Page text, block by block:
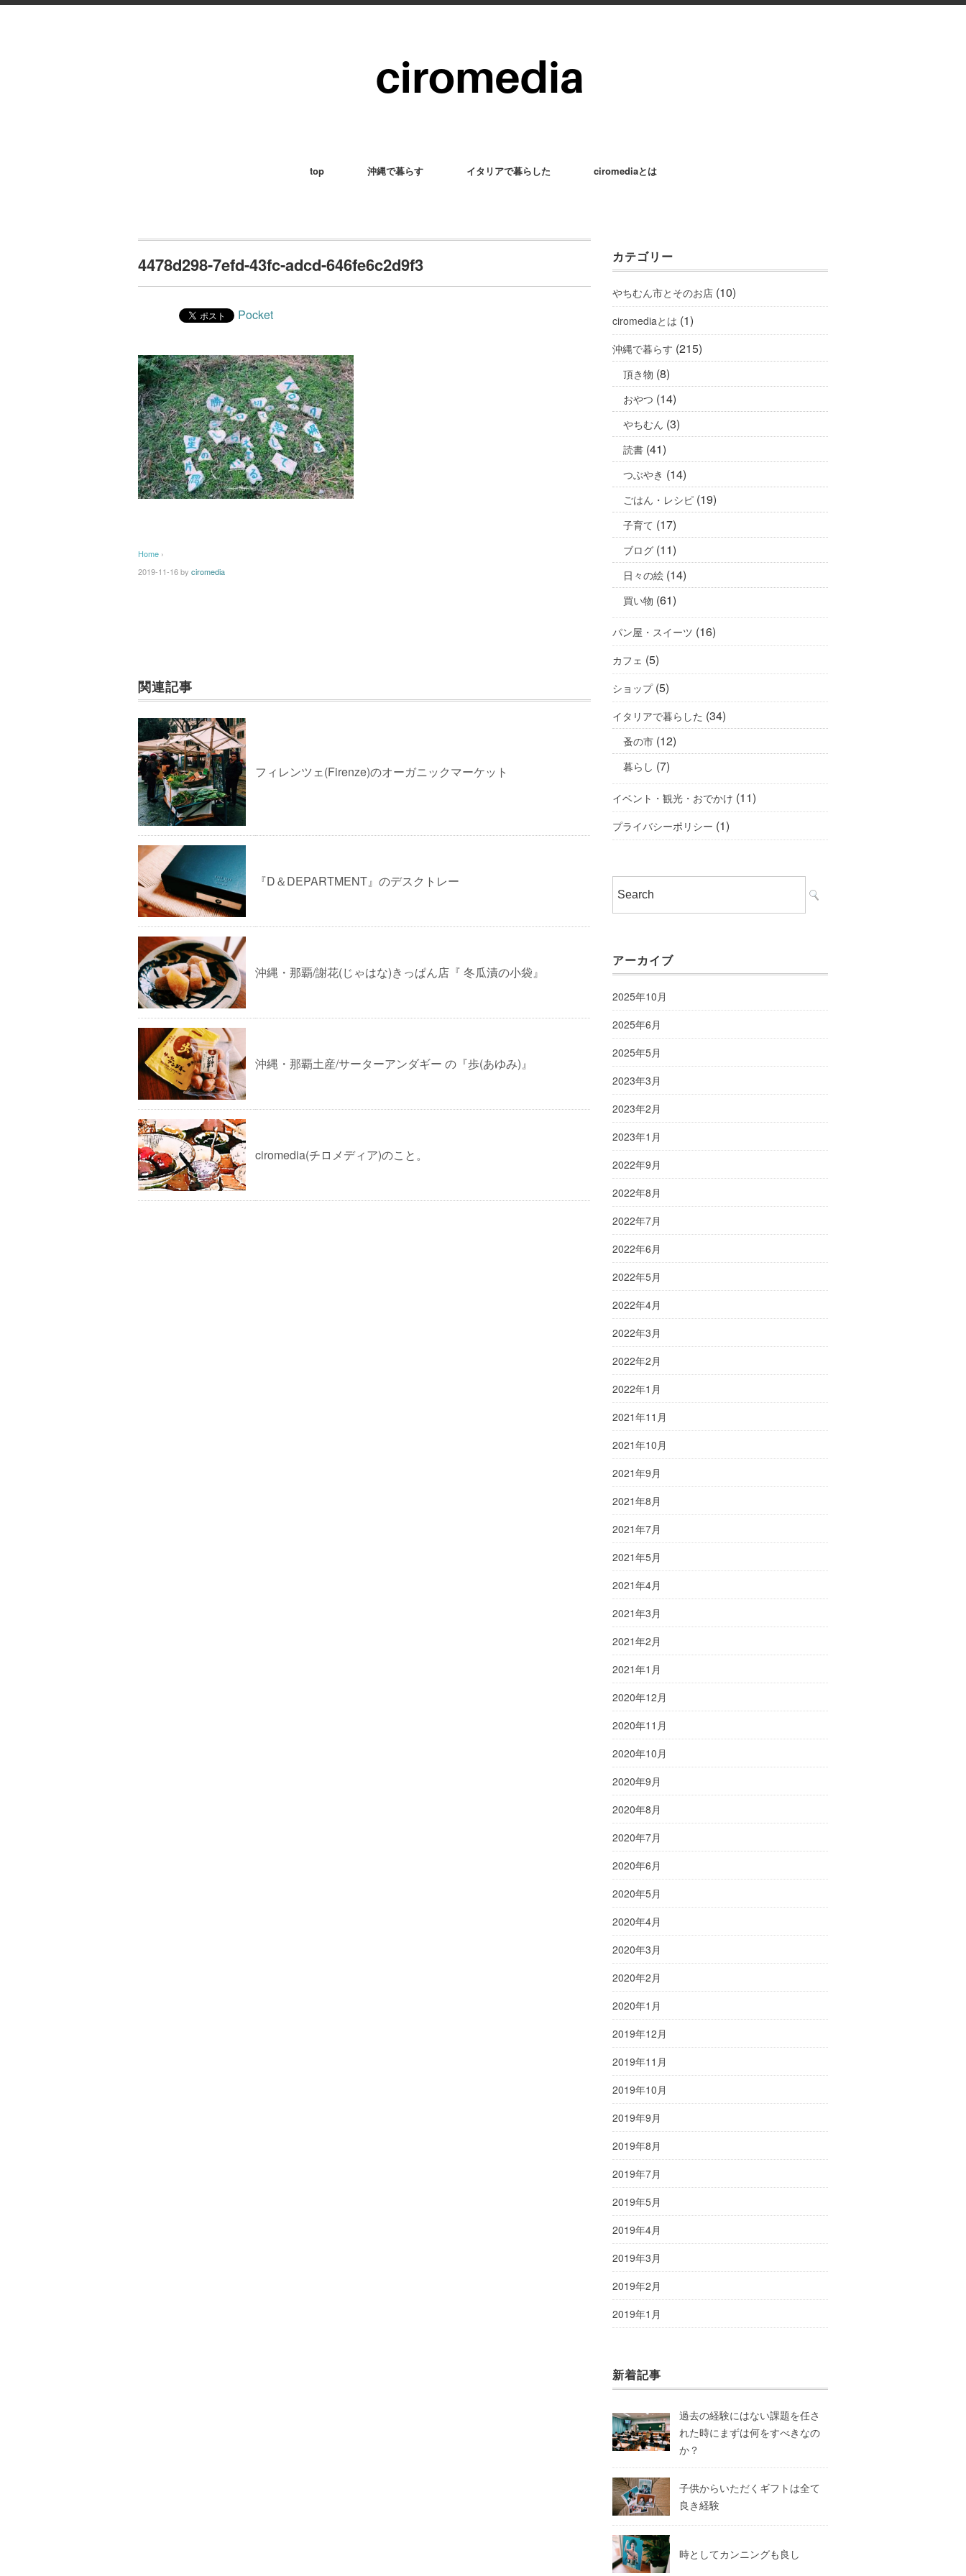
top 沖縄で暮らす イタリアで暮らした ciromediaとは
4478d298-7efd-43fc-adcd-646fe6c2d9f3
Pocket
Home ›
2019-11-16by ciromedia
関連記事
フィレンツェ(Firenze)のオーガニックマーケット
『D＆DEPARTMENT』のデスクトレー
沖縄・那覇/謝花(じゃはな)きっぱん店『 冬瓜漬の小袋』
沖縄・那覇土産/サーターアンダギー の『歩(あゆみ)』
ciromedia(チロメディア)のこと。
カテゴリー
やちむん市とそのお店 (10)
ciromediaとは (1)
沖縄で暮らす (215)
頂き物 (8)
おやつ (14)
やちむん (3)
読書 (41)
つぶやき (14)
ごはん・レシピ (19)
子育て (17)
ブログ (11)
日々の絵 (14)
買い物 (61)
パン屋・スイーツ (16)
カフェ (5)
ショップ(5)
イタリアで暮らした (34)
蚤の市 (12)
暮らし (7)
イベント・観光・おでかけ (11)
プライバシーポリシー (1)
アーカイブ
2025年10月
2025年6月
2025年5月
2023年3月
2023年2月
2023年1月
2022年9月
2022年8月
2022年7月
2022年6月
2022年5月
2022年4月
2022年3月
2022年2月
2022年1月
2021年11月
2021年10月
2021年9月
2021年8月
2021年7月
2021年5月
2021年4月
2021年3月
2021年2月
2021年1月
2020年12月
2020年11月
2020年10月
2020年9月
2020年8月
2020年7月
2020年6月
2020年5月
2020年4月
2020年3月
2020年2月
2020年1月
2019年12月
2019年11月
2019年10月
2019年9月
2019年8月
2019年7月
2019年5月
2019年4月
2019年3月
2019年2月
2019年1月
新着記事
過去の経験にはない課題を任さ
れた時にまずは何をすべきなの
か？
子供からいただくギフトは全て
良き経験
時としてカンニングも良し